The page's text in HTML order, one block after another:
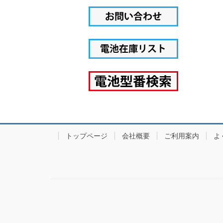
トップページ 会社概要 ご利用案内 よ